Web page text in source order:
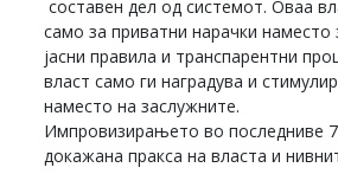
составен дел од системот. Оваа
само за приватни нарачки наместо
јасни правила и транспарентни
власт само ги наградува и
наместо на заслужните.
Импровизирањето во последниве 7
докажана пракса на власта и